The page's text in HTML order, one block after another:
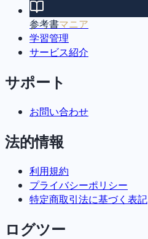
参考書マニア
学習管理
サービス紹介
サポート
お問い合わせ
法的情報
利用規約
プライバシーポリシー
特定商取引法に基づく表記
ログツー